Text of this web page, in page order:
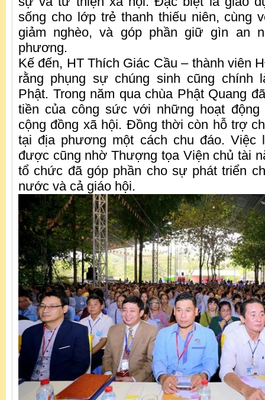
sống cho lớp trẻ thanh thiếu niên, cùng
giảm nghèo, và góp phần giữ gìn an
phương.
Kế đến, HT Thích Giác Cầu – thành viên
rằng phụng sự chúng sinh cũng chính
Phật. Trong năm qua chùa Phật Quang
tiền của công sức với những hoạt
cộng đồng xã hội. Đồng thời còn hỗ trợ
tại địa phương một cách chu đáo. Việc
được cũng nhờ Thượng tọa Viện chủ tài
tổ chức đã góp phần cho sự phát triển
nước và cả giáo hội.